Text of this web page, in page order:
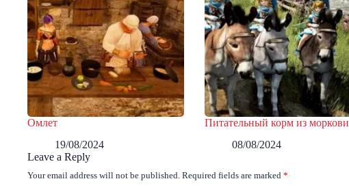
Омлет
19/08/2024
Питательный корм из моркови
08/08/2024
Leave a Reply
Your email address will not be published. Required fields are marked *